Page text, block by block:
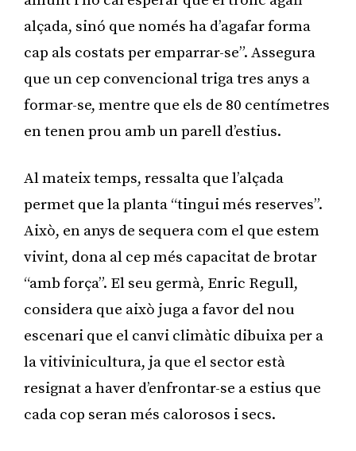
alçada, sinó que només ha d’agafar forma
cap als costats per emparrar-se”. Assegura
que un cep convencional triga tres anys a
formar-se, mentre que els de 80 centímetres
en tenen prou amb un parell d’estius.
Al mateix temps, ressalta que l’alçada
permet que la planta “tingui més reserves”.
Això, en anys de sequera com el que estem
vivint, dona al cep més capacitat de brotar
“amb força”. El seu germà, Enric Regull,
considera que això juga a favor del nou
escenari que el canvi climàtic dibuixa per a
la vitivinicultura, ja que el sector està
resignat a haver d’enfrontar-se a estius que
cada cop seran més calorosos i secs.